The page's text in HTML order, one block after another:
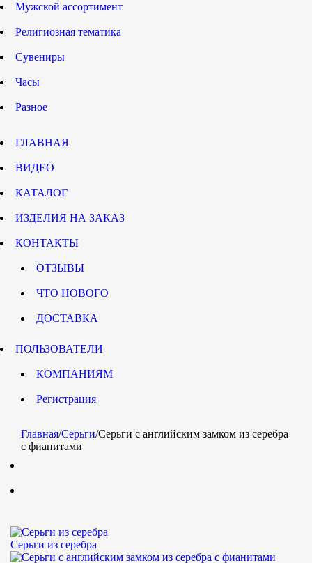
Мужской ассортимент
Религиозная тематика
Сувениры
Часы
Разное
ГЛАВНАЯ
ВИДЕО
КАТАЛОГ
ИЗДЕЛИЯ НА ЗАКАЗ
КОНТАКТЫ
ОТЗЫВЫ
ЧТО НОВОГО
ДОСТАВКА
ПОЛЬЗОВАТЕЛИ
КОМПАНИЯМ
Регистрация
Главная/Серьги/Серьги с английским замком из серебра
с фианитами
Серьги из серебра